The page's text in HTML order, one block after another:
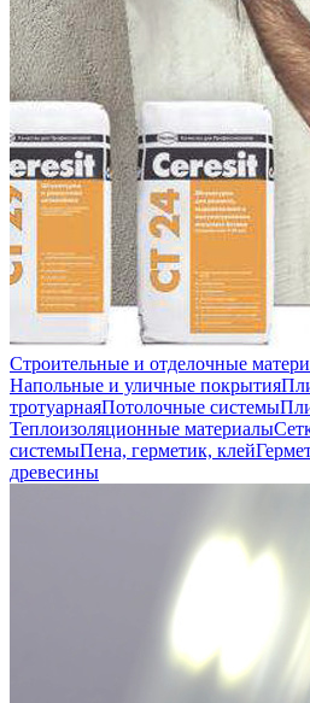
Строительные и отделочные
Напольные и уличные покрытия
тротуарнаяПотолочные системы
Теплоизоляционные материалы
системыПена, герметик, клей
древесины